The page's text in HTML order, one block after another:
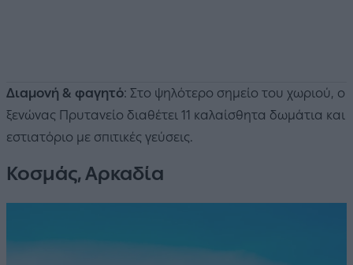
Διαμονή & φαγητό: Στο ψηλότερο σημείο του χωριού, ο
ξενώνας Πρυτανείο διαθέτει 11 καλαίσθητα δωμάτια και
εστιατόριο με σπιτικές γεύσεις.
Κοσμάς, Αρκαδία